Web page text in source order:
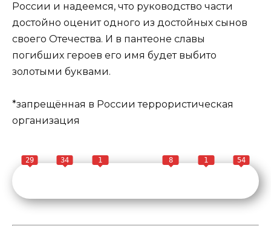
России и надеемся, что руководство части
достойно оценит одного из достойных сынов
своего Отечества. И в пантеоне славы
погибших героев его имя будет выбито
золотыми буквами.
*запрещённая в России террористическая
организация
29 34 1 8 1 54